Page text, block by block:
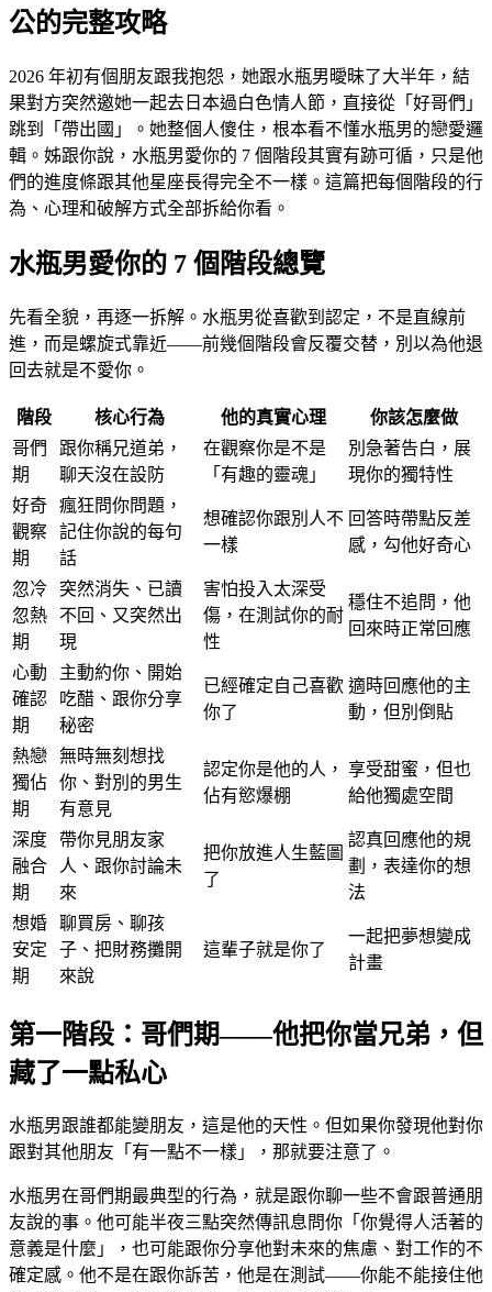
公的完整攻略
2026 年初有個朋友跟我抱怨，她跟水瓶男曖昧了大半年，結
果對方突然邀她一起去日本過白色情人節，直接從「好哥們」
跳到「帶出國」。她整個人傻住，根本看不懂水瓶男的戀愛邏
輯。姊跟你說，水瓶男愛你的 7 個階段其實有跡可循，只是他
們的進度條跟其他星座長得完全不一樣。這篇把每個階段的行
為、心理和破解方式全部拆給你看。
水瓶男愛你的 7 個階段總覽
先看全貌，再逐一拆解。水瓶男從喜歡到認定，不是直線前
進，而是螺旋式靠近——前幾個階段會反覆交替，別以為他退
回去就是不愛你。
階段 核心行為 他的真實心理
你該怎麼做
哥們
期
跟你稱兄道弟，
聊天沒在設防
在觀察你是不是
「有趣的靈魂」
別急著告白，展
現你的獨特性
好奇
觀察
期
瘋狂問你問題，
記住你說的每句
話
想確認你跟別人不
一樣
回答時帶點反差
感，勾他好奇心
忽冷
忽熱
期
突然消失、已讀
不回、又突然出
現
害怕投入太深受
傷，在測試你的耐
性
穩住不追問，他
回來時正常回應
心動
確認
期
主動約你、開始
吃醋、跟你分享
秘密
已經確定自己喜歡
你了
適時回應他的主
動，但別倒貼
熱戀
獨佔
期
無時無刻想找
你、對別的男生
有意見
認定你是他的人，
佔有慾爆棚
享受甜蜜，但也
給他獨處空間
深度
融合
期
帶你見朋友家
人、跟你討論未
來
把你放進人生藍圖
了
認真回應他的規
劃，表達你的想
法
想婚
安定
期
聊買房、聊孩
子、把財務攤開
來說
這輩子就是你了
一起把夢想變成
計畫
第一階段：哥們期——他把你當兄弟，但
藏了一點私心
水瓶男跟誰都能變朋友，這是他的天性。但如果你發現他對你
跟對其他朋友「有一點不一樣」，那就要注意了。
水瓶男在哥們期最典型的行為，就是跟你聊一些不會跟普通朋
友說的事。他可能半夜三點突然傳訊息問你「你覺得人活著的
意義是什麼」，也可能跟你分享他對未來的焦慮、對工作的不
確定感。他不是在跟你訴苦，他是在測試——你能不能接住他